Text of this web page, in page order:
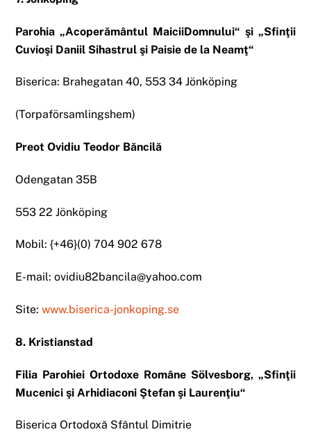
Parohia „Acoperământul MaiciiDomnului“ şi „Sfinţii
Cuvioşi Daniil Sihastrul şi Paisie de la Neamţ“
Biserica: Brahegatan 40, 553 34 Jönköping
(Torpaförsamlingshem)
Preot Ovidiu Teodor Băncilă
Odengatan 35B
553 22 Jönköping
Mobil: {+46}(0) 704 902 678
E-mail: ovidiu82bancila@yahoo.com
Site:www.biserica-jonkoping.se
8. Kristianstad
Filia Parohiei Ortodoxe Române Sölvesborg, „Sfinţii
Mucenici şi Arhidiaconi Ştefan şi Laurenţiu“
Biserica Ortodoxă Sfântul Dimitrie